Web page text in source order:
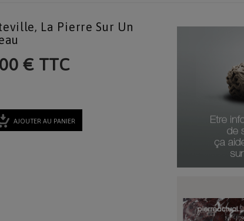
La Pierre Sur Un
€ TTC
AJOUTER AU PANIER